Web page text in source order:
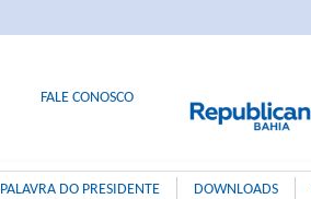
FALE CONOSCO
PALAVRA DO PRESIDENTE DOWNLOADS